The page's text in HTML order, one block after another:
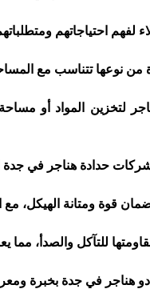
لفهم احتياجاتهم
نوعها تتناسب مع
لتخزين المواد أو
حدادة هناجر في جدة
قوة ومتانة الهيكل،
للتآكل والصدأ،
هناجر في جدة بخبرة